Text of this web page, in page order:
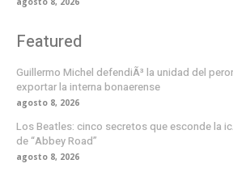
Featured
Guillermo Michel defendiÃ³ la unidad del
exportar la interna bonaerense
agosto 8, 2026
Los Beatles: cinco secretos que esconde la
de “Abbey Road”
agosto 8, 2026